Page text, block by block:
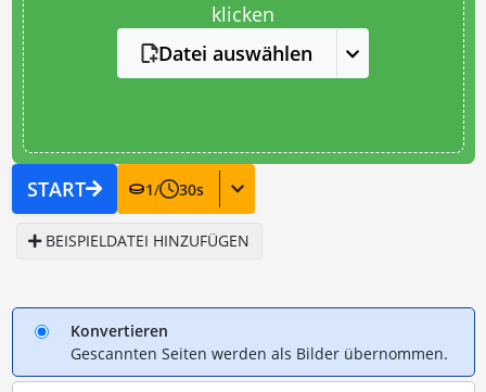
klicken
Datei auswählen
START 1/ 30s
BEISPIELDATEI HINZUFÜGEN
Konvertieren
Gescannten Seiten werden als Bilder übernommen.